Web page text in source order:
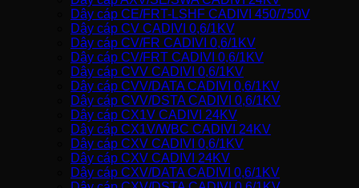
Dây cáp CE/FRT-LSHF CADIVI 450/750V
Dây cáp CV CADIVI 0,6/1KV
Dây cáp CV/FR CADIVI 0,6/1KV
Dây cáp CV/FRT CADIVI 0,6/1KV
Dây cáp CVV CADIVI 0,6/1KV
Dây cáp CVV/DATA CADIVI 0,6/1KV
Dây cáp CVV/DSTA CADIVI 0,6/1KV
Dây cáp CX1V CADIVI 24KV
Dây cáp CX1V/WBC CADIVI 24KV
Dây cáp CXV CADIVI 0,6/1KV
Dây cáp CXV CADIVI 24KV
Dây cáp CXV/DATA CADIVI 0,6/1KV